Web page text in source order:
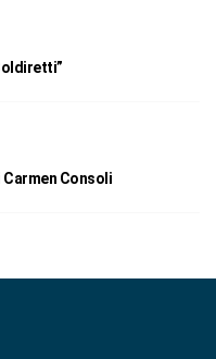
Consoli